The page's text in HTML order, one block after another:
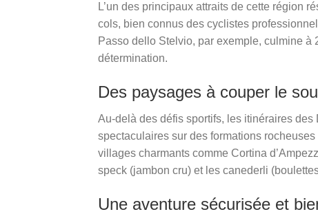
L’un des principaux attraits de cette région
cols, bien connus des cyclistes
Passo dello Stelvio, par exemple, culmine à
détermination.
Des paysages à couper le
Au-delà des défis sportifs, les itinéraires
spectaculaires sur des formations
villages charmants comme Cortina
speck (jambon cru) et les canederli
Une aventure sécurisée et